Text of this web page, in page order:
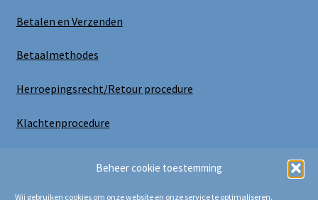
Beheer cookie toestemming
Wij gebruiken cookies om onze website en onze service te optimaliseren.
Betalen en Verzenden
Betaalmethodes
Herroepingsrecht/Retour procedure
Klachtenprocedure